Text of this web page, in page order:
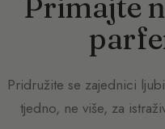
Pridružite se zajednici
tjedno, ne više, za